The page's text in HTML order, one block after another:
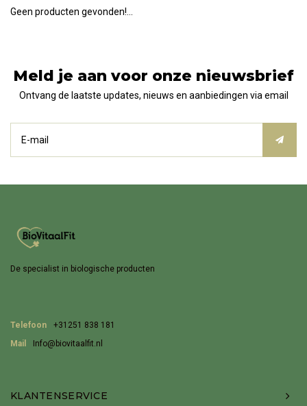
Geen producten gevonden!...
Meld je aan voor onze nieuwsbrief
Ontvang de laatste updates, nieuws en aanbiedingen via email
De specialist in biologische producten
Telefoon
+31251 838 181
Mail
Info@biovitaalfit.nl
KLANTENSERVICE